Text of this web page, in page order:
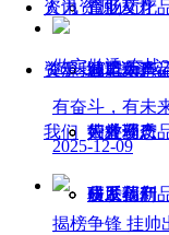
企业文化
迪诺大事
荣誉资质
研发创新
胃肠药产
减肥药产
妇科药产
皮肤药产
资讯
公司动态
行业动态
人力资源 人力
资源
人才理念
员工福利
关于我们 关于
我们
联系我们
做实做透 奋战
有奋斗，有未
2025-12-09
揭榜争锋 挂帅